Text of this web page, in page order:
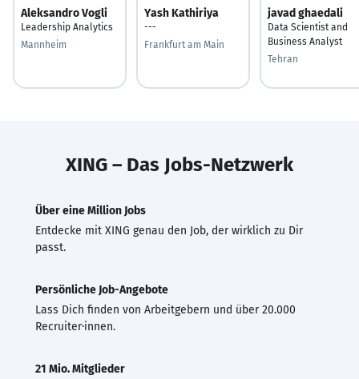
Aleksandro Vogli
Leadership Analytics
Mannheim
Yash Kathiriya
---
Frankfurt am Main
javad ghaedali
Data Scientist and
Business Analyst
Tehran
XING – Das Jobs-Netzwerk
Über eine Million Jobs
Entdecke mit XING genau den Job, der wirklich zu Dir
passt.
Persönliche Job-Angebote
Lass Dich finden von Arbeitgebern und über 20.000
Recruiter·innen.
21 Mio. Mitglieder